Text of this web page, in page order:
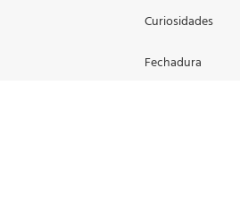
Curiosidades
Fechadura